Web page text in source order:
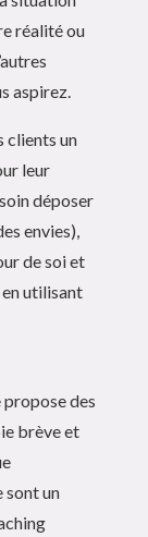
réalité ou
aspirez.
clients un
leur
déposer
envies),
de soi et
utilisant
propose des
brève et
sont un